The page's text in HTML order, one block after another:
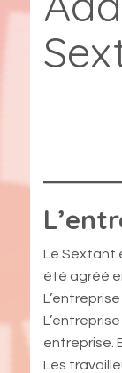
Le Sextant
été agréé
entreprise.
Les